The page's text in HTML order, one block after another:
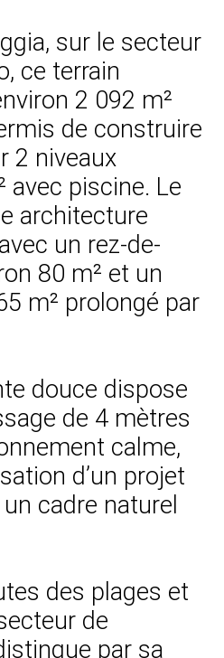
sur le secteur
ce terrain
2 092 m²
de construire
2 niveaux
avec piscine. Le
architecture
un rez-de-
80 m² et un
m² prolongé par
douce dispose
de 4 mètres
calme,
d’un projet
cadre naturel
des plages et
de
par sa